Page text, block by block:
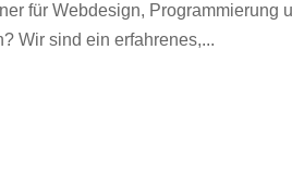
für Webdesign, Programmierung
Wir sind ein erfahrenes,...